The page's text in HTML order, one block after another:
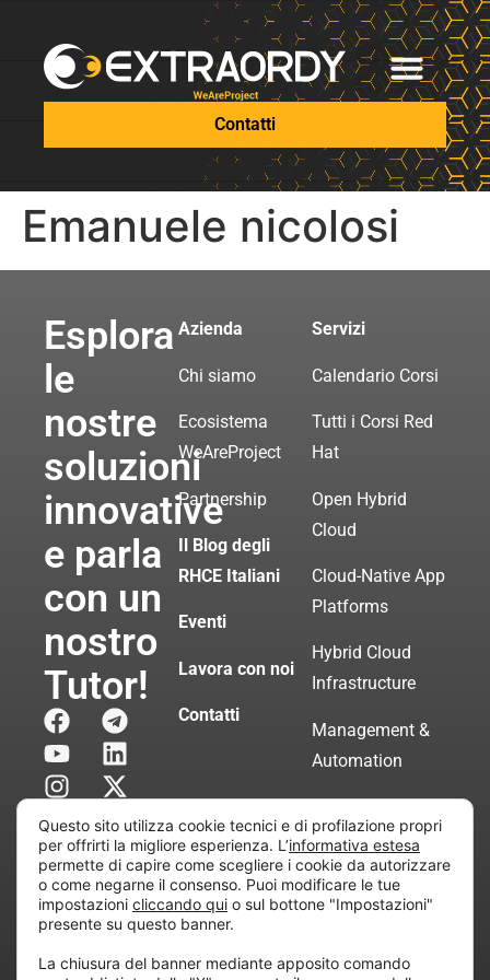
Contatti
Emanuele nicolosi
Esplora
le
nostre
soluzioni
innovative
e parla
con un
nostro
Tutor!
Azienda
Chi siamo
Ecosistema
WeAreProject
Partnership
Il Blog degli
RHCE Italiani
Eventi
Lavora con noi
Contatti
Servizi
Calendario Corsi
Tutti i Corsi Red
Hat
Open Hybrid
Cloud
Cloud-Native App
Platforms
Hybrid Cloud
Infrastructure
Management &
Automation
Consulenza
Certificata
all’attività di direzione e coordinamento di “Project
Questo sito utilizza cookie tecnici e di profilazione propri
per offrirti la migliore esperienza. L’informativa estesa
permette di capire come scegliere i cookie da autorizzare
o come negarne il consenso. Puoi modificare le tue
impostazioni cliccando qui o sul bottone "Impostazioni"
presente su questo banner.
La chiusura del banner mediante apposito comando